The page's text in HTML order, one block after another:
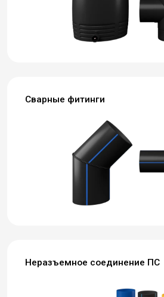
Сварные фитинги
Неразъемное соединение ПС